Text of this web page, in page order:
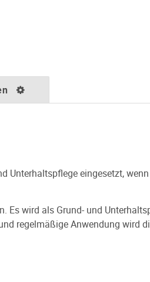
eingesetzt,
wird als Grund- und
regelmäßige Anwendung wird